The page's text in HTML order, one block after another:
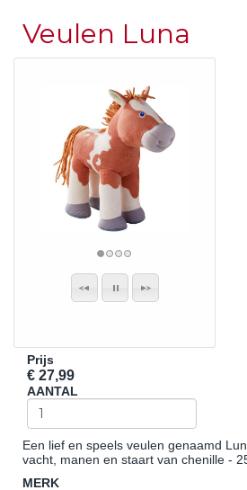
Veulen Luna
Prijs
€ 27,99
AANTAL
Een lief en speels veulen genaamd
vacht, manen en staart van chenille -
MERK